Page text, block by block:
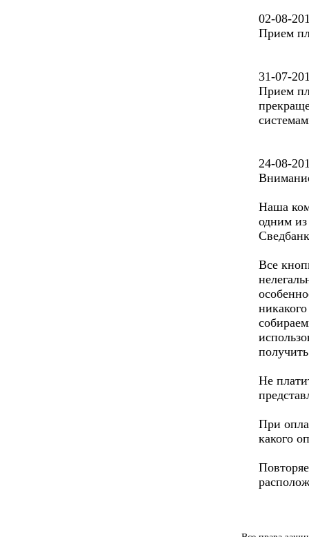
02-08-
Прием
31-07-
Прием
24-08-
Наша
одним
Все
Не
При
какого